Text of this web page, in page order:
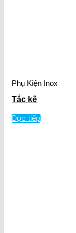
Phụ Kiện Inox
Tắc kê
Đọc tiếp